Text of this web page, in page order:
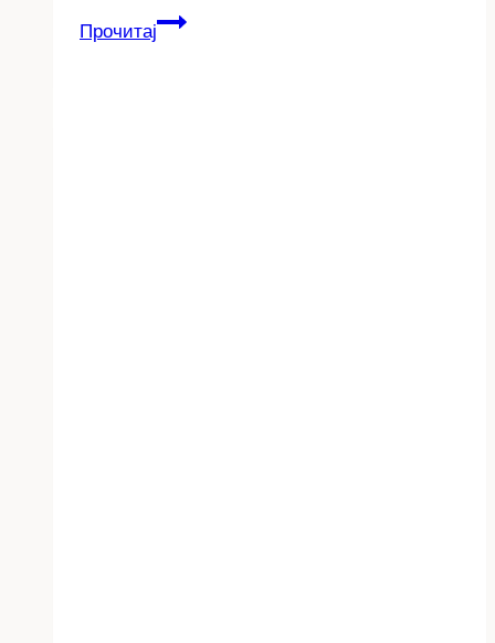
ПрочитајКонцерт